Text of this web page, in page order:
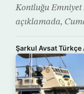
Kontluğu Emniyet
açıklamada,
Şarkul Avsat Türkçe